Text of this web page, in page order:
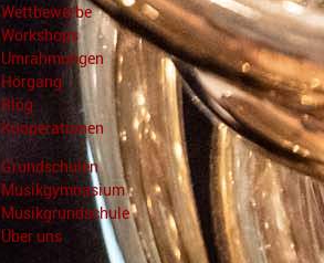
Wettbewerbe
Workshops
Umrahmungen
Hörgang
Blog
Kooperationen
Grundschulen
Musikgymnasium
Musikgrundschule
Über uns